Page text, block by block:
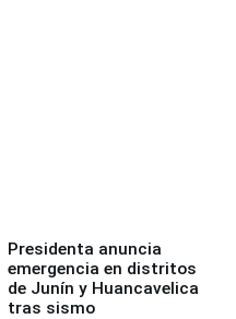
Presidenta anuncia
emergencia en distritos
de Junín y Huancavelica
tras sismo